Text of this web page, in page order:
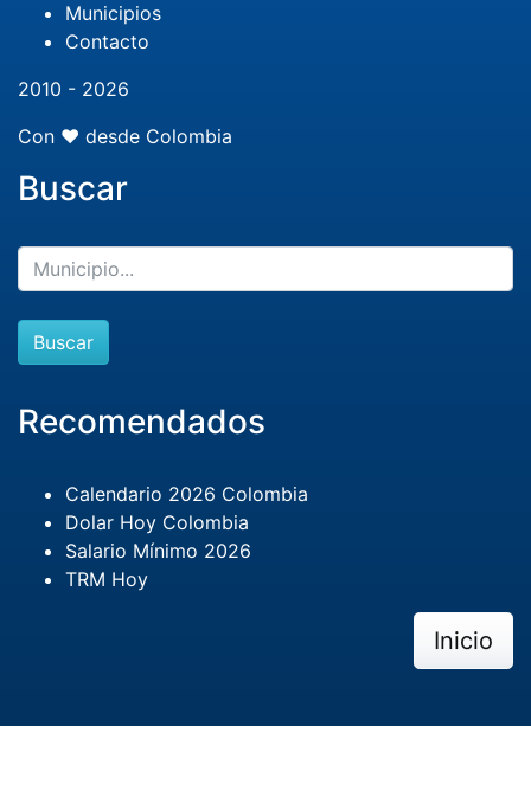
Municipios
Contacto
2010 - 2026
Con ❤️ desde Colombia
Buscar
Buscar
Recomendados
Calendario 2026 Colombia
Dolar Hoy Colombia
Salario Mínimo 2026
TRM Hoy
Inicio